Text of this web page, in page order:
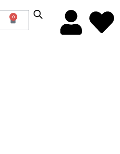
0
Cart